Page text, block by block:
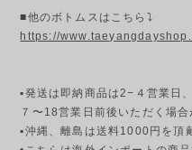
■他のボトムスはこちら⤵
https://
▪発送は即納商品は2−４営業日
７〜18営業日前後いただく場合
▪︎沖縄、離島は送料1000円を頂